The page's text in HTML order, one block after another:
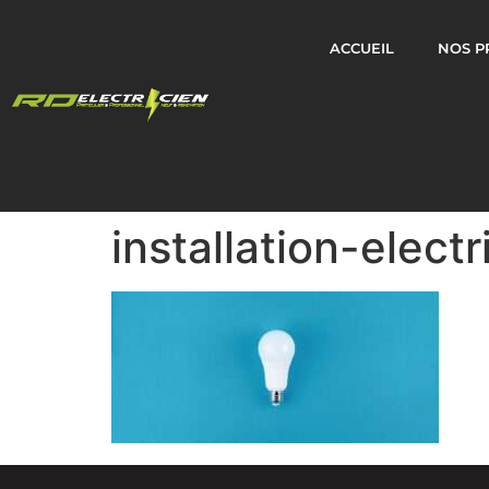
ACCUEIL NOS
installation-